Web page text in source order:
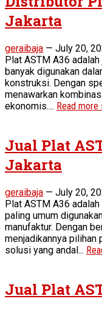
Jakarta
geraibaja — July 20,
Plat ASTM A36
banyak digunakan
konstruksi. Dengan
menawarkan
ekonomis.... Read more
Jual Plat
Jakarta
geraibaja — July 20,
Plat ASTM A36
paling umum
manufaktur. Dengan
menjadikannya pilihan
solusi yang andal...
Jual Plat